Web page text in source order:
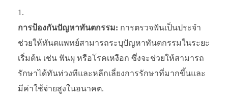
การป้องกันปัญหาทันตกรรม: การตรวจฟันเป็นประจำ
ช่วยให้ทันตแพทย์สามารถระบุปัญหาทันตกรรมในระยะ
เริ่มต้น เช่น ฟันผุ หรือโรคเหงือก ซึ่งจะช่วยให้สามารถ
รักษาได้ทันท่วงทีและหลีกเลี่ยงการรักษาที่มากขึ้นและ
มีค่าใช้จ่ายสูงในอนาคต.